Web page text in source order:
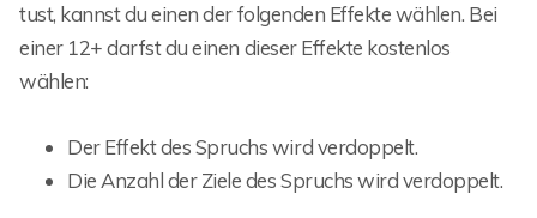
tust, kannst du einen der folgenden Effekte wählen. Bei
einer 12+ darfst du einen dieser Effekte kostenlos
wählen:
Der Effekt des Spruchs wird verdoppelt.
Die Anzahl der Ziele des Spruchs wird verdoppelt.